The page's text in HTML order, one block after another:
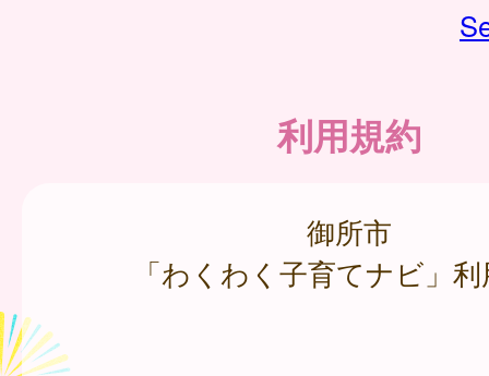
利用規約
御所市
「わくわく子育てナビ」